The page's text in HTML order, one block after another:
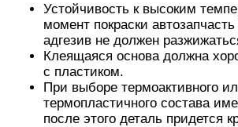
Устойчивость к высоким
момент покраски
адгезив не должен
Клеящаяся основа должна
с пластиком.
При выборе термоактивного
термопластичного состава
после этого деталь придется